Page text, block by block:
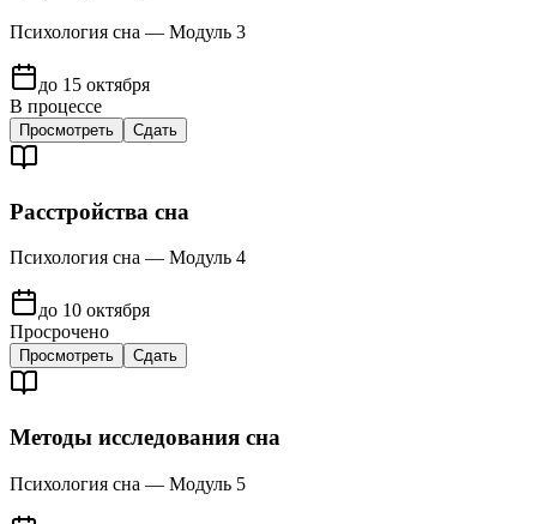
Психология сна — Модуль 3
до 15 октября
В процессе
Просмотреть Сдать
Расстройства сна
Психология сна — Модуль 4
до 10 октября
Просрочено
Просмотреть Сдать
Методы исследования сна
Психология сна — Модуль 5